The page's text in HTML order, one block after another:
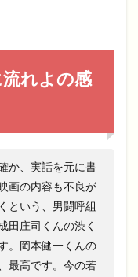
れよの感
か、実話を元に書
画の内容も不良が
という、男闘呼組
田庄司くんの渋く
。岡本健一くんの
最高です。今の若